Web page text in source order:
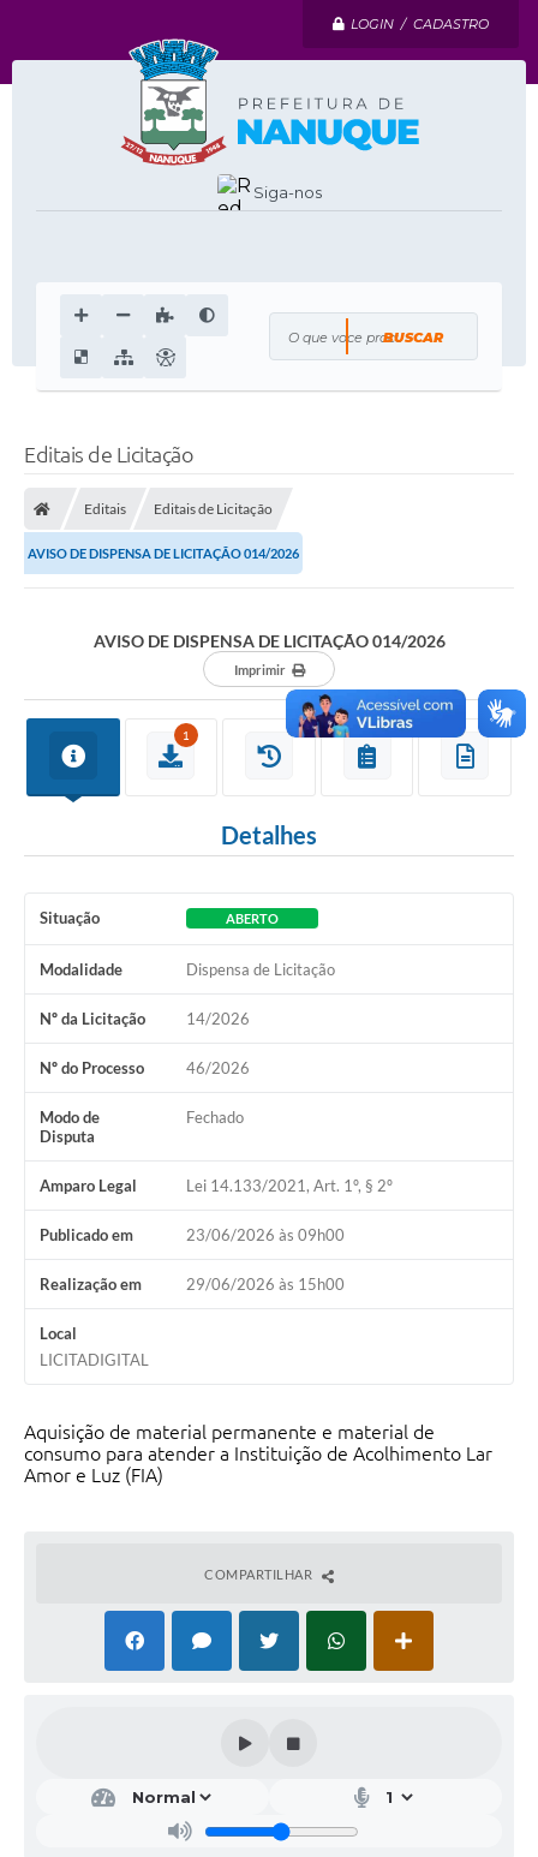
LOGIN / CADASTRO
Siga-nos
O que voce procura?
Editais de Licitação
Editais Editais de Licitação
AVISO DE DISPENSA DE LICITAÇÃO 014/2026
AVISO DE DISPENSA DE LICITAÇÃO 014/2026
Imprimir
1
Detalhes
Situação ABERTO
Modalidade Dispensa de Licitação
Nº da Licitação 14/2026
Nº do Processo 46/2026
Modo de
Disputa
Fechado
Amparo Legal Lei 14.133/2021, Art. 1º, § 2º
Publicado em 23/06/2026 às 09h00
Realização em 29/06/2026 às 15h00
Local
LICITADIGITAL
Aquisição de material permanente e material de
consumo para atender a Instituição de Acolhimento Lar
Amor e Luz (FIA)
COMPARTILHAR